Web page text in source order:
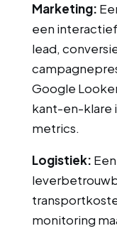
Marketing:
een
lead,
Google
kant-en-klare
metrics.
Logistiek:
monitoring